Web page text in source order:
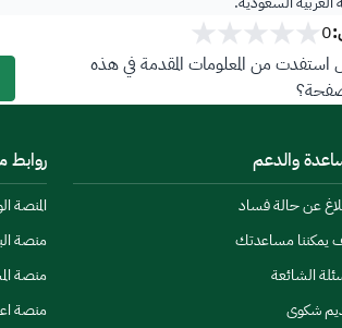
0
من المعلومات المقدمة في هذه
والدعم
عن حالة فساد
يمكننا مساعدتك
الشائعة
شكوى
روابط
المنصة
منصة
منصة
منصة